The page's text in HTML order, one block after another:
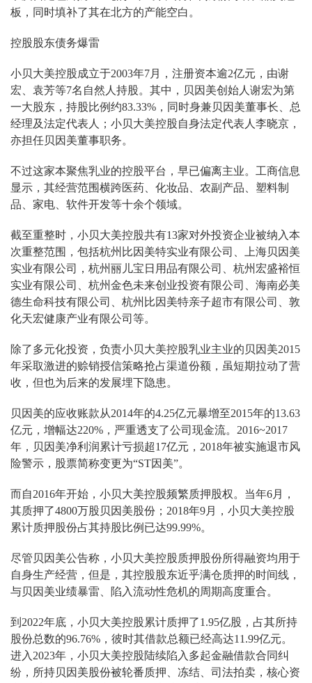
板，同时填补了其在北方的产能空白。
控股股东债务爆雷
小贝大美控股成立于2003年7月，注册资本逾2亿元，由谢
宏、袁芳等7名自然人持股。其中，贝因美创始人谢宏为第
一大股东，持股比例约83.33%，同时身兼贝因美董事长、总
经理及法定代表人；小贝大美控股自身法定代表人李晓京，
亦担任贝因美董事职务。
不过这家本聚焦乳业的控股平台，早已偏离主业。工商信息
显示，其经营范围横跨医药、化妆品、农副产品、塑料制
品、家电、软件开发等十余个领域。
截至重整时，小贝大美控股共有13家对外投资企业被纳入本
次重整范围，包括杭州比因美特实业有限公司、上海贝因美
实业有限公司，杭州丽儿宝日用品有限公司、杭州宏盛裕恒
实业有限公司、杭州金色未来创业投资有限公司、海南必美
德生命科技有限公司、杭州比因美特亲子超市有限公司、敦
化天宏健康产业有限公司等。
除了多元化投资，负责小贝大美控股乳业主业的贝因美2015
年采取激进的赊销授信策略抢占渠道份额，虽短期拉动了营
收，但也为后来的发展埋下隐患。
贝因美的应收账款从2014年的4.25亿元暴增至2015年的13.63
亿元，增幅达220%，严重透支了公司现金流。2016~2017
年，贝因美净利润累计亏损超17亿元，2018年被实施退市风
险警示，股票简称变更为“ST因美”。
而自2016年开始，小贝大美控股频繁质押股权。当年6月，
其质押了4800万股贝因美股份；2018年9月，小贝大美控股
累计质押股份占其持股比例已达99.99%。
尽管贝因美公告称，小贝大美控股质押股份所得融资均用于
自身生产经营，但是，其控股股东近乎满仓质押的时间线，
与贝因美业绩暴雷、陷入流动性危机的周期高度重合。
到2022年底，小贝大美控股累计质押了1.95亿股，占其所持
股份总数的96.76%，彼时其借款总额已经高达11.99亿元。
进入2023年，小贝大美控股陆续陷入多起金融借款合同纠
纷，所持贝因美股份被轮番质押、冻结、司法拍卖，核心资